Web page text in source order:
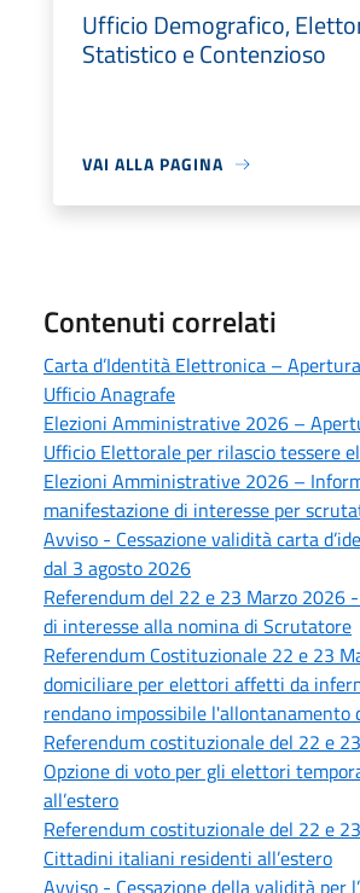
Ufficio Demografico,
Statistico e Contenzioso
VAI ALLA PAGINA
Contenuti correlati
Carta d’Identità Elettronica –
Ufficio Anagrafe
Elezioni Amministrative 2026 –
Ufficio Elettorale per rilascio tessere
Elezioni Amministrative 2026 –
manifestazione di interesse per
Avviso - Cessazione validità carta
dal 3 agosto 2026
Referendum del 22 e 23 Marzo 2026
di interesse alla nomina di Scrutatore
Referendum Costituzionale 22 e 23
domiciliare per elettori affetti da
rendano impossibile l'allontanamento
Referendum costituzionale del 22 e
Opzione di voto per gli elettori
all’estero
Referendum costituzionale del 22 e
Cittadini italiani residenti all’estero
Avviso - Cessazione della validità per